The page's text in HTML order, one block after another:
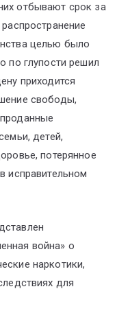
отбывают срок за
целью было
по глупости решил
приходится
свободы,
детей,
потерянное
исправительном
война» о
наркотики,
для